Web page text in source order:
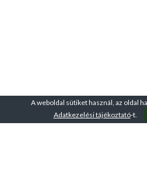
A weboldal sütiket használ, az oldal
Adatkezelési tájékoztató-t.